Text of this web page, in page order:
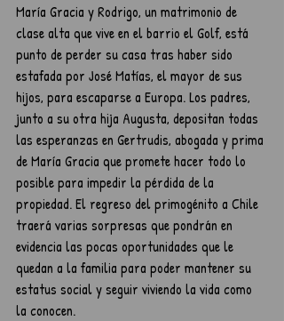
María Gracia y Rodrigo, un matrimonio de
clase alta que vive en el barrio el Golf, está
punto de perder su casa tras haber sido
estafada por José Matías, el mayor de sus
hijos, para escaparse a Europa. Los padres,
junto a su otra hija Augusta, depositan todas
las esperanzas en Gertrudis, abogada y prima
de María Gracia que promete hacer todo lo
posible para impedir la pérdida de la
propiedad. El regreso del primogénito a Chile
traerá varias sorpresas que pondrán en
evidencia las pocas oportunidades que le
quedan a la familia para poder mantener su
estatus social y seguir viviendo la vida como
la conocen.